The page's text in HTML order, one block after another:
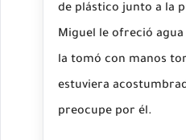
de plástico junto a la
Miguel le ofreció
la tomó con manos
estuviera
preocupe por él.